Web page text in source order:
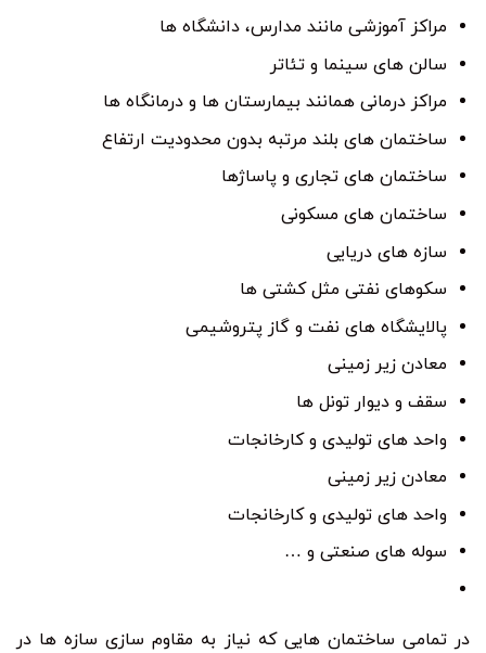
مراکز آموزشی مانند مدارس، دانشگاه ها
سالن های سینما و تئاتر
مراکز درمانی همانند بیمارستان ها و درمانگاه ها
ساختمان های بلند مرتبه بدون محدودیت ارتفاع
ساختمان های تجاری و پاساژها
ساختمان های مسکونی
سازه های دریایی
سکوهای نفتی مثل کشتی ها
پالایشگاه های نفت و گاز پتروشیمی
معادن زیر زمینی
سقف و دیوار تونل ها
واحد های تولیدی و کارخانجات
معادن زیر زمینی
واحد های تولیدی و کارخانجات
سوله های صنعتی و …
در تمامی ساختمان هایی که نیاز به مقاوم سازی سازه ها در